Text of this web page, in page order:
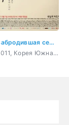
Забродившая семья
2011, Корея Южная, гурман, мистика, романтика, семейный